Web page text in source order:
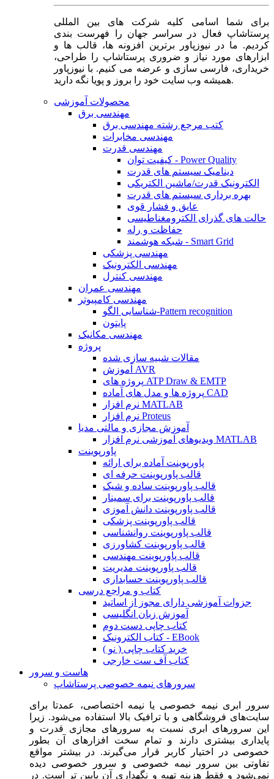
برای شما اسامی کلیه شرکت های بین المللی
پرستاشاپ فعال در سراسر جهان را فهرست بندی
کردیم. ما در نیوزپاور برترین افزونه ها، قالب ها و
ابزارهای مورد نیاز و ضروری پرستاشاپ را طراحی،
خریداری، فارسی سازی و عرضه می کنیم. با نیوزپاور
همیشه وب سایت خود را بروز و پویا نگه دارید.
محصولات آموزشی
مهندسی برق
کتب مرجع رشته مهندسی برق
مهندسی مخابرات
مهندسی قدرت
کیفیت توان - Power Quality
دینامیک سیستم های قدرت
الکترونیک قدرت/ماشین الکتریکی
بهره برداری سیستم های قدرت
عایق و فشار قوی
حالت های گذرای الکترومغناطیسی
حفاظت و رله
شبکه هوشمند - Smart Grid
مهندسی پزشکی
مهندسی الکترونیک
مهندسی کنترل
مهندسی عمران
مهندسی کامپیوتر
شناسایی الگو-Pattern recognition
پایتون
مهندسی مکانیک
پروژه
مقالات شبیه سازی شده
آموزش AVR
پروژه های ATP Draw & EMTP
پروژه ها و مدل های آماده CAD
نرم افزار MATLAB
نرم افزار Proteus
آموزش مجازی و مالتی مدیا
ویدیوهای آموزشی نرم افزار MATLAB
پاورپوینت
پاورپوینت آماده برای ارائه
قالب پاورپوینت حرفه ای
قالب پاورپوینت ساده و شیک
قالب پاورپوینت برای سمینار
قالب پاورپوینت دانش آموزی
قالب پاورپوینت پزشکی
قالب پاورپوینت روانشناسی
قالب پاورپوینت کشاورزی
قالب پاورپوینت مهندسی
قالب پاورپوینت مدیریت
قالب پاورپوینت حسابداری
کتاب و مراجع درسی
جزوات آموزشی دارای مجوز از اساتید
آموزش زبان انگلیسی
کتاب چاپی دست دوم
کتاب الکترونیک - EBook
خرید کتاب چاپی ( نو )
کتاب آف ست خارجی
هاست و سرور
سرورهای نیمه خصوصی پرستاشاپ
سرور ابری نیمه خصوصی یا نیمه اختصاصی، عمدتا برای
سایت‌های فروشگاهی و با ترافیک بالا استفاده می‌شود. زیرا
این سرورهای ابری نسبت به سرورهای مجازی قدرت و
پایداری بیشتری دارند و تمام سخت افزارهای آن بطور
خصوصی در اختیار کاربر قرار می‌گیرند. در بیشتر مواقع
تفاوتی بین سرور نیمه خصوصی و سرور خصوصی دیده
نمی‌شود و فقط هزینه تهیه و نگهداری آن پایین تر است. در